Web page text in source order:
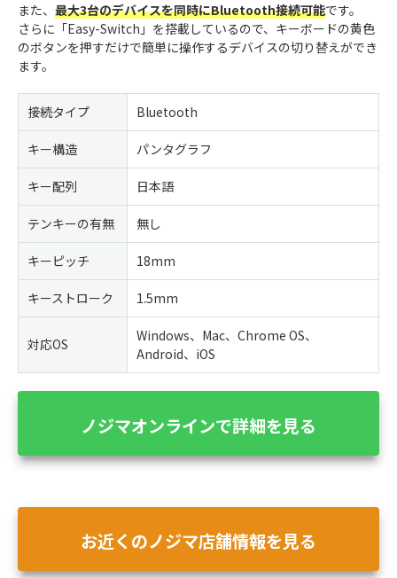
また、 最大3台のデバイスを同時にBluetooth接続可能です。
さらに「Easy-Switch」を搭載しているので、キーボードの黄色
のボタンを押すだけで簡単に操作するデバイスの切り替えができ
ます。
接続タイプ Bluetooth
キー構造 パンタグラフ
キー配列 日本語
テンキーの有無 無し
キーピッチ 18mm
キーストローク 1.5mm
対応OS
Windows、Mac、Chrome OS、
Android、iOS
ノジマオンラインで詳細を見る
お近くのノジマ店舗情報を見る